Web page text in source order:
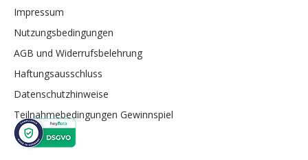
Impressum
Nutzungsbedingungen
AGB und Widerrufsbelehrung
Haftungsausschluss
Datenschutzhinweise
Teilnahmebedingungen Gewinnspiel